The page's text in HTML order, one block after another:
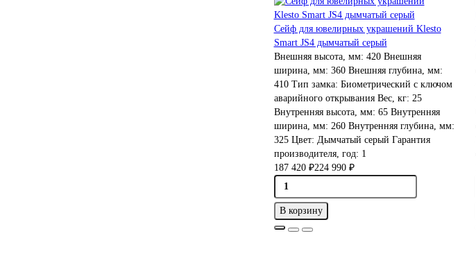
Сейф для ювелирных украшений Klesto
Smart JS4 дымчатый серый
Внешняя высота, мм: 420Внешняя
ширина, мм: 360Внешняя глубина, мм:
410Тип замка: Биометрический с ключом
аварийного открыванияВес, кг: 25
Внутренняя высота, мм: 65Внутренняя
ширина, мм: 260Внутренняя глубина, мм:
325Цвет: Дымчатый серый Гарантия
производителя, год: 1
187 420 ₽224 990 ₽
В корзину